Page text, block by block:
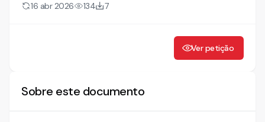
16 abr 2026 134 7
Ver petição
Sobre este documento